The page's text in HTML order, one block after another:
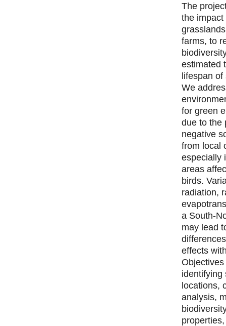
The
the
farms, to
estimated
lifespan of
We
for green
due to the
negative
from local
especially
areas
birds.
radiation,
a South-
may lead
effects
identifying
locations,
analysis,